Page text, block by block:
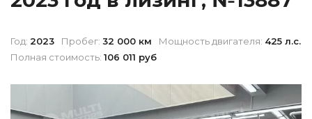
Год: 2023 Пробег: 32 000 км Мощность двигателя: 425 л.с.
Полная стоимость: 106 011 руб